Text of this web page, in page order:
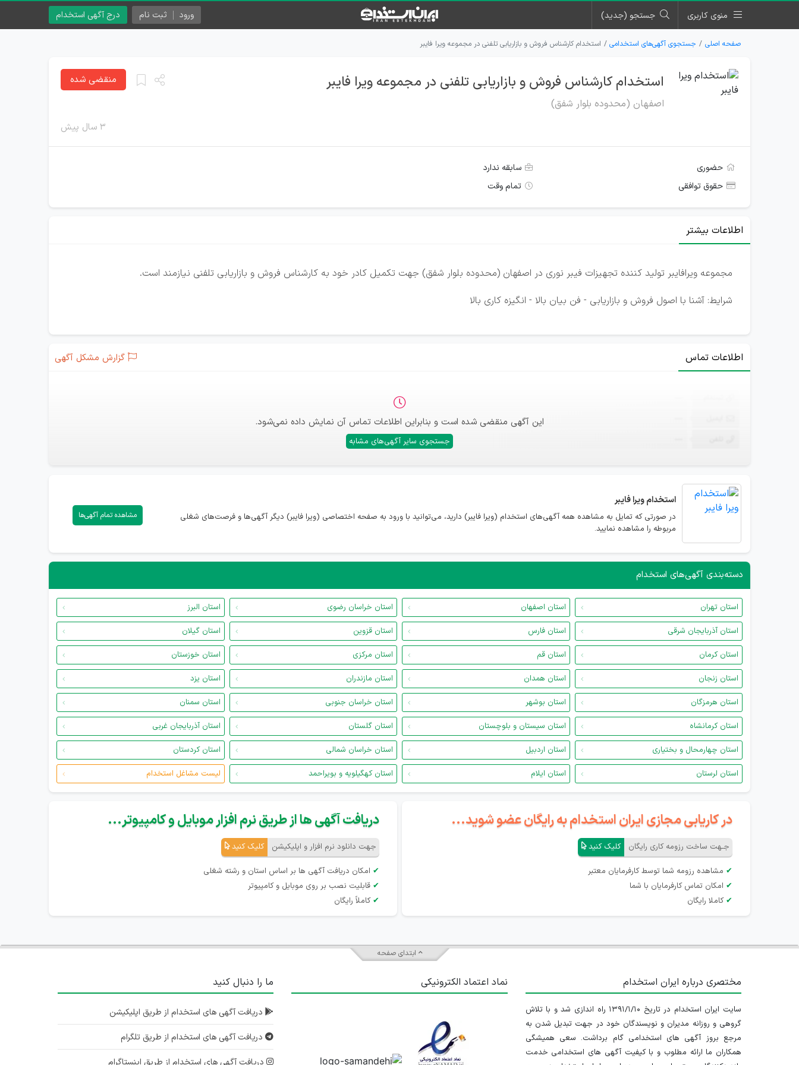
منوی کاربری جستجو (جدید) درج آگهی استخدام ورود ثبت نام
صفحه اصلی جستجوی آگهی‌های استخدامی استخدام کارشناس فروش و بازاریابی تلفنی در مجموعه ویرا فایبر
استخدام کارشناس فروش و بازاریابی تلفنی در مجموعه ویرا فایبر
اصفهان (محدوده بلوار شفق)
۳ سال پیش
منقضی شده
حضوری
سابقه ندارد
حقوق توافقی
تمام وقت
اطلاعات بیشتر
مجموعه ویرافایبر تولید کننده تجهیزات فیبر نوری در اصفهان (محدوده بلوار شفق) جهت تکمیل کادر خود به کارشناس فروش و بازاریابی تلفنی نیازمند است.
شرایط: آشنا با اصول فروش و بازاریابی - فن بیان بالا - انگیزه کاری بالا
اطلاعات تماس گزارش مشکل آگهی
این آگهی منقضی شده است و بنابراین اطلاعات تماس آن نمایش داده نمی‌شود.
جستجوی سایر آگهی‌های مشابه
استخدامویرا فایبر
در صورتی که تمایل به مشاهده همه آگهی‌های استخدام (ویرا فایبر) دارید، می‌توانید با ورود به صفحه اختصاصی (ویرا فایبر) دیگر آگهی‌ها و فرصت‌های شغلی
مربوطه را مشاهده نمایید.
مشاهده تمام آگهی‌ها
دسته‌بندی آگهی‌های استخدام
استان تهران استان اصفهان استان خراسان رضوی
استان البرز
استان آذربایجان شرقی
استان فارس استان قزوین
استان گیلان
استان کرمان
استان قم استان مرکزی
استان خوزستان
استان زنجان
استان همدان استان مازندران
استان یزد
استان هرمزگان
استان بوشهر استان خراسان جنوبی
استان سمنان
استان کرمانشاه
استان سیستان و بلوچستان استان گلستان
استان آذربایجان غربی
استان چهارمحال و بختیاری
استان اردبیل استان خراسان شمالی
استان کردستان
استان لرستان
استان ایلام استان کهگیلویه و بویراحمد لیست مشاغل استخدام
در کاریابی مجازی ایران استخدام به رایگان عضو شوید...
جـهت ساخت رزومه کاری رایگان کلیک کنید
✔ مشاهده رزومه شما توسط کارفرمایان معتبر
✔ امکان تماس کارفرمایان با شما
✔ کاملا رایگان
دریافت آگهی ها از طریق نرم افزار موبایل و کامپیوتر...
جهت دانلود نرم افزار و اپلیکیشن کلیک کنید
✔ امکان دریافت آگهی ها بر اساس استان و رشته شغلی
✔ قابلیت نصب بر روی موبایل و کامپیوتر
✔ کاملاً رایگان
ابتدای صفحه
مختصری درباره ایران استخدام
سایت ایران استخدام در تاریخ ۱۳۹۱/۱/۱۰ راه اندازی شد و با تلاش
گروهی و روزانه مدیران و نویسندگان خود در جهت تبدیل شدن به
مرجع بروز آگهی های استخدامی گام برداشت. سعی همیشگی
همکاران ما ارائه مطلوب و با کیفیت آگهی های استخدامی خدمت
نماد اعتماد الکترونیکی ما را دنبال کنید
دریافت آگهی های استخدام از طریق اپلیکیشن
دریافت آگهی های استخدام از طریق تلگرام
دریافت آگهی های استخدام از طریق اینستاگرام